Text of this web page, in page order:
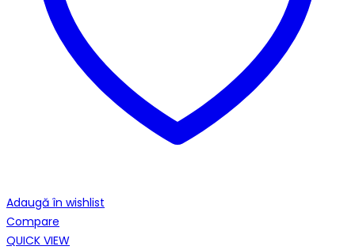
Adaugă în wishlist
Compare
QUICK VIEW